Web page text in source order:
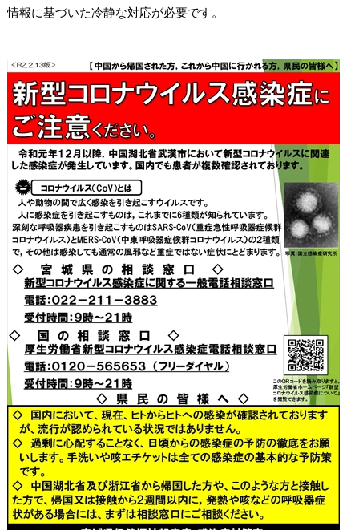
情報に基づいた冷静な対応が必要です。